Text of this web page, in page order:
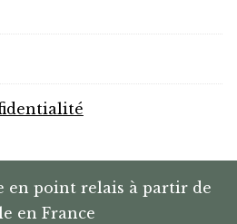
en point relais à partir de
en France